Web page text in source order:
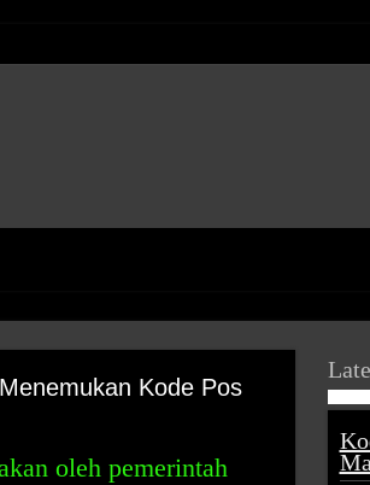
Kode Pos
oleh pemerintah